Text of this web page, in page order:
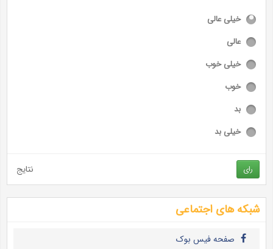
خیلی عالی
عالی
خیلی خوب
خوب
بد
خیلی بد
رای نتایج
شبکه های اجتماعی
صفحه فیس بوک